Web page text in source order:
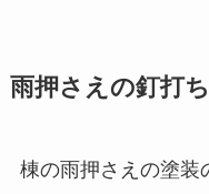
雨押さえの釘打
棟の雨押さえの塗装